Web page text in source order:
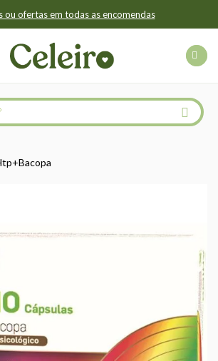
ou ofertas em todas as encomendas